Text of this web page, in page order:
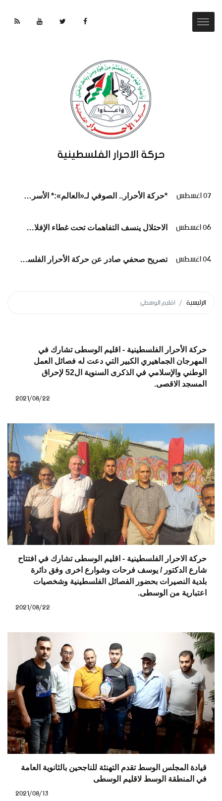
07 اغسطس *حركة الأحرار.. الصوفي لـ«العالم»:* الأسرى يواجهون كارثة إنسانية ممنهجة داخل سجون الاحتلال
06 اغسطس الاحتلال ينسف التفاهمات تحت غطاء الإفلات من العقاب... وعلى الوسطاء الانتقال من الإدانة إلى الإلزام*
04 اغسطس تصريح صحفي صادر عن حركة الأحرار الفلسطينية بشأن تشيع شهداء عائلة أبوشريعة والحساينة
الرئيسية اقليم الوسطى
حركة الأحرار الفلسطينية - اقليم الوسطى تشارك في
المهرجان الجماهيري الكبير التي دعت له فصائل العمل
الوطني والإسلامي في الذكرى السنوية ال52 لإحراق
المسجد الاقصى.
حركة الاحرار الفلسطينية - اقليم الوسطى تشارك في افتتاح
شارع الدكتور / يوسف فرحات وشوارع اخرى وفق دائرة
بلدية النصيرات بحضور الفصائل الفلسطينية وشخصيات
اعتبارية من الوسطى.
قيادة المجلس الوسط تقدم التهنئة للناجحين بالثانوية العامة
في المنطقة الوسط لاقليم الوسطى